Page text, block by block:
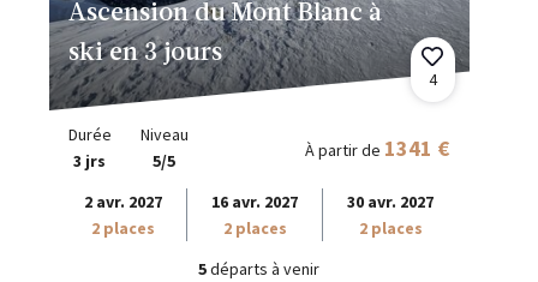
Ascension du Mont Blanc à
ski en 3 jours
4
Durée
3 jrs
Niveau
5/5
À partir de 1341 €
2 avr. 2027
2 places
16 avr. 2027
2 places
30 avr. 2027
2 places
5départs à venir